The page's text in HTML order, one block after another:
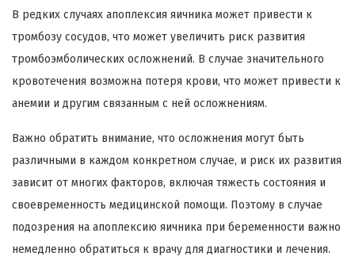
В редких случаях апоплексия яичника может привести к
тромбозу сосудов, что может увеличить риск развития
тромбоэмболических осложнений. В случае значительного
кровотечения возможна потеря крови, что может привести к
анемии и другим связанным с ней осложнениям.
Важно обратить внимание, что осложнения могут быть
различными в каждом конкретном случае, и риск их развития
зависит от многих факторов, включая тяжесть состояния и
своевременность медицинской помощи. Поэтому в случае
подозрения на апоплексию яичника при беременности важно
немедленно обратиться к врачу для диагностики и лечения.